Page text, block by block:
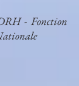
- Fonction